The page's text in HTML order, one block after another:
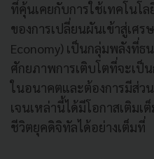
ที่คุ้นเคยกับการใช้เทคโนโ
ของการเปลี่ยนผันเข้าสู่เศร
Economy) เป็นกลุ่มพลังที่ธ
ศักยภาพการเติบโตที่จะเป็
ในอนาคตและต้องการมีส่ว
เจนเหล่านี้ได้มีโอกาสเติมเต็
ชีวิตยุคดิจิทัลได้อย่างเต็มที่